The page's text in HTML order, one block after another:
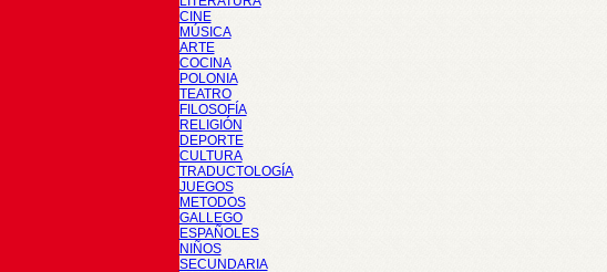
CINE
MÚSICA
ARTE
COCINA
POLONIA
TEATRO
FILOSOFÍA
RELIGIÓN
DEPORTE
CULTURA
TRADUCTOLOGÍA
JUEGOS
METODOS
GALLEGO
ESPAÑOLES
NIÑOS
SECUNDARIA